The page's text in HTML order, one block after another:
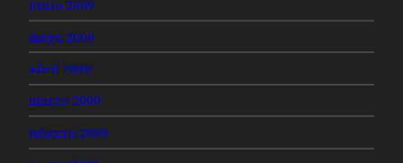
junio 2009
mayo 2009
abril 2009
marzo 2009
febrero 2009